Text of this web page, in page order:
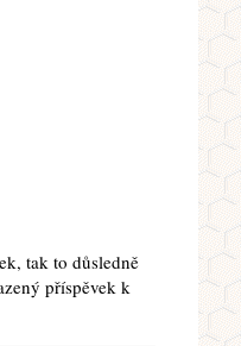
tak to důsledně
příspěvek k